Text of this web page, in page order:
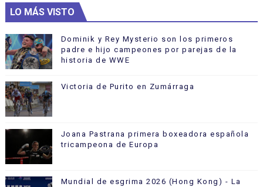
LO MÁS VISTO
Dominik y Rey Mysterio son los primeros
padre e hijo campeones por parejas de la
historia de WWE
Victoria de Purito en Zumárraga
Joana Pastrana primera boxeadora española
tricampeona de Europa
Mundial de esgrima 2026 (Hong Kong) - La